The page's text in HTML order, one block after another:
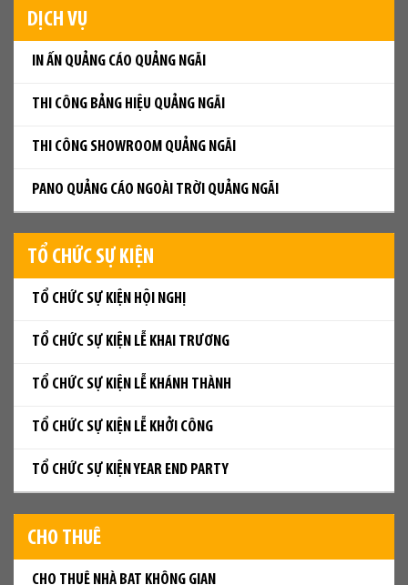
DỊCH VỤ
IN ẤN QUẢNG CÁO QUẢNG NGÃI
THI CÔNG BẢNG HIỆU QUẢNG NGÃI
THI CÔNG SHOWROOM QUẢNG NGÃI
PANO QUẢNG CÁO NGOÀI TRỜI QUẢNG NGÃI
TỔ CHỨC SỰ KIỆN
TỔ CHỨC SỰ KIỆN HỘI NGHỊ
TỔ CHỨC SỰ KIỆN LỄ KHAI TRƯƠNG
TỔ CHỨC SỰ KIỆN LỄ KHÁNH THÀNH
TỔ CHỨC SỰ KIỆN LỄ KHỞI CÔNG
TỔ CHỨC SỰ KIỆN YEAR END PARTY
CHO THUÊ
CHO THUÊ NHÀ BẠT KHÔNG GIAN